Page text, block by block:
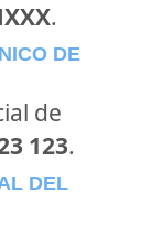
.
DE
de
123.
DEL